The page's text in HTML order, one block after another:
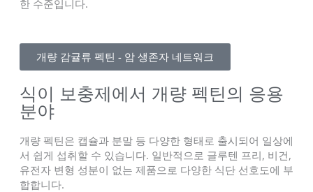
한 수준입니다.
개량 감귤류 펙틴 - 암 생존자 네트워크
식이 보충제에서 개량 펙틴의 응용
분야
개량 펙틴은 캡슐과 분말 등 다양한 형태로 출시되어 일상에
서 쉽게 섭취할 수 있습니다. 일반적으로 글루텐 프리, 비건,
유전자 변형 성분이 없는 제품으로 다양한 식단 선호도에 부
합합니다.